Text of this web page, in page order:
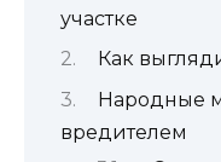
участке
Как
Народные
вредителем